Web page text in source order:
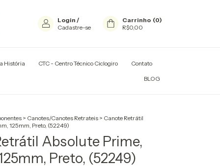
Login /
Cadastre-se
Carrinho (0)
R$0,00
História CTC - Centro Técnico Ciclogiro Contato
BLOG
> Canotes/Canotes Retrateis > Canote Retrátil
125mm, Preto, (52249)
Absolute Prime,
Preto, (52249)